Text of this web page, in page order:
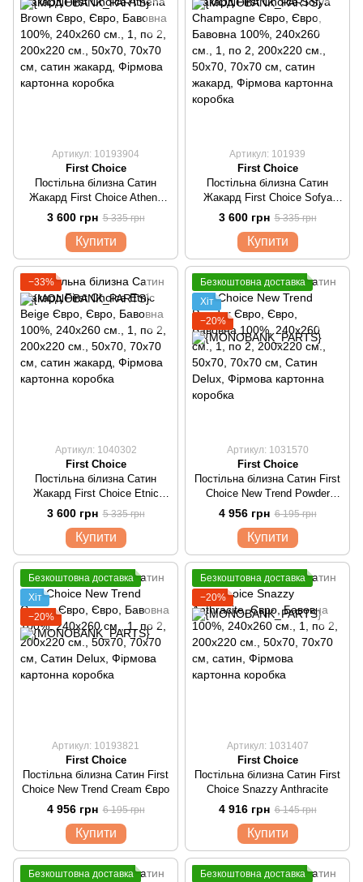
Артикул: 10193904
First Choice
Постільна білизна Сатин
Жакард First Choice Athena
Brown Євро
3 600 грн 5 335 грн
Купити
Артикул: 101939
First Choice
Постільна білизна Сатин
Жакард First Choice Sofya
Champagne Євро
3 600 грн 5 335 грн
Купити
−33%
Артикул: 1040302
First Choice
Постільна білизна Сатин
Жакард First Choice Etnic
Beige Євро
3 600 грн 5 335 грн
Купити
Безкоштовна доставка
Хіт
−20%
Артикул: 1031570
First Choice
Постільна білизна Сатин First
Choice New Trend Powder
Євро
4 956 грн 6 195 грн
Купити
Безкоштовна доставка
Хіт
−20%
Артикул: 10193821
First Choice
Постільна білизна Сатин First
Choice New Trend Cream Євро
4 956 грн 6 195 грн
Купити
Безкоштовна доставка
−20%
Артикул: 1031407
First Choice
Постільна білизна Сатин First
Choice Snazzy Anthracite
4 916 грн 6 145 грн
Купити
Безкоштовна доставка Безкоштовна доставка